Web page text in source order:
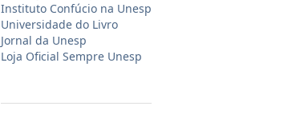
Instituto Confúcio na Unesp
Universidade do Livro
Jornal da Unesp
Loja Oficial Sempre Unesp